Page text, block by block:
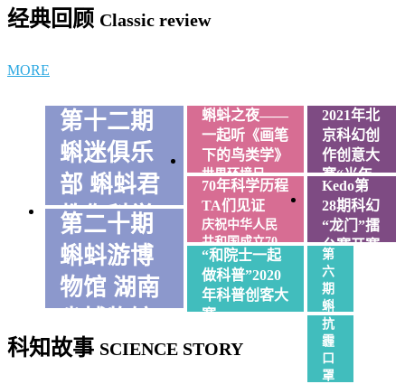
经典回顾 Classic review
MORE
第十二期
蝌迷俱乐
部 蝌蚪君
教你科学
减肥
又到了爱美的季
节，减肥也成了很
多...
第二十期
蝌蚪游博
物馆 湖南
湖南省博物馆是湖
南省最大的历史
蝌蚪之夜——
一起听《画笔
下的鸟类学》
世界环境日，
和蝌蚪君一起
来听听吧...
70年科学历程
TA们见证
庆祝中华人民
共和国成立70
周年专题...
“和院士一起
做科普”2020
年科普创客大
赛
科普”科普创客
2021年北
京科幻创
作创意大
赛“光年
奖”作品
征集
7大奖项，
36个名
额，等你
来参加~
Kedo第
28期科幻
“龙门”擂
台赛开赛
啦！
第28期科
幻“龙门”
擂台赛。
第
六
期
蝌
幻
奇
幻
藏
抗
霾
口
罩
科知故事 SCIENCE STORY